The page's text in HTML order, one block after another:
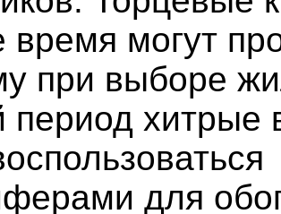
время могут
при выборе
период хитрые
для